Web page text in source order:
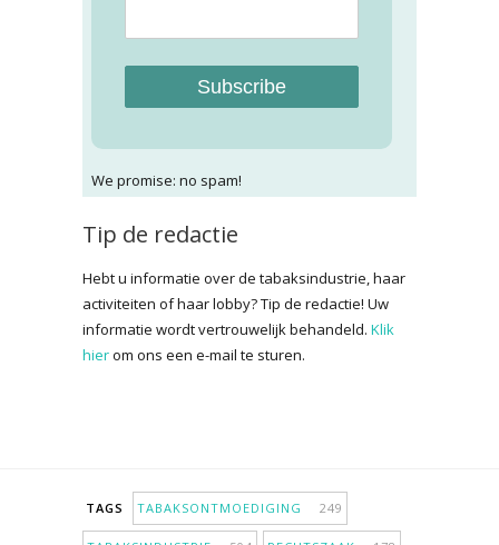
Subscribe
We promise: no spam!
Tip de redactie
Hebt u informatie over de tabaksindustrie, haar
activiteiten of haar lobby? Tip de redactie! Uw
informatie wordt vertrouwelijk behandeld. Klik
hierom ons een e-mail te sturen.
TAGS TABAKSONTMOEDIGING 249